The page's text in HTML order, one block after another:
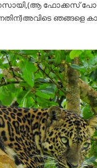
ഫോക്കസ്
ഞങ്ങളെ